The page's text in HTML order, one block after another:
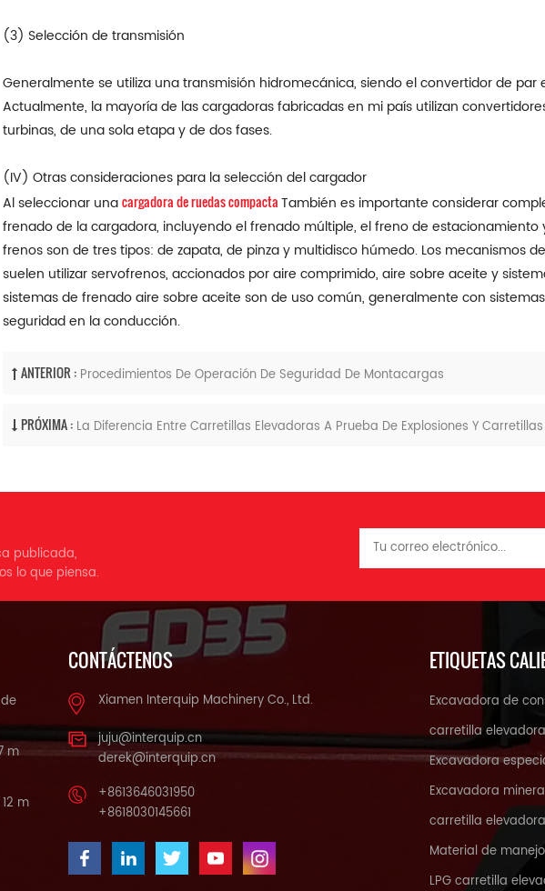
(3) Selección de transmisión
Generalmente se utiliza una transmisión hidromecánica, siendo el convertidor de par
Actualmente, la mayoría de las cargadoras fabricadas en mi país utilizan
turbinas, de una sola etapa y de dos fases.
(IV) Otras consideraciones para la selección del cargador
Al seleccionar unacargadora de ruedas compactaTambién es importante considerar
frenado de la cargadora, incluyendo el frenado múltiple, el freno de estacionamiento
frenos son de tres tipos: de zapata, de pinza y multidisco húmedo. Los mecanismos
suelen utilizar servofrenos, accionados por aire comprimido, aire sobre aceite y
sistemas de frenado aire sobre aceite son de uso común, generalmente con
seguridad en la conducción.
ANTERIOR : Procedimientos De Operación De Seguridad De Montacargas
PRÓXIMA : La Diferencia Entre Carretillas Elevadoras A Prueba De Explosiones Y
publicada,
lo que piensa.
m
m
CONTÁCTENOS
Xiamen Interquip Machinery Co., Ltd.
juju@interquip.cn
derek@interquip.cn
+8613646031950
+8618030145661
ETIQUETAS
Excavadora de
carretilla
Excavadora
Excavadora minera
carretilla
Material de
LPG carretilla